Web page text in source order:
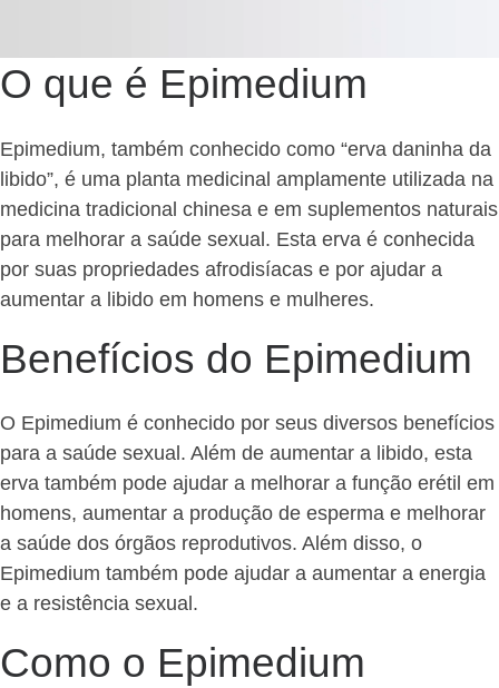
O que é Epimedium
Epimedium, também conhecido como “erva daninha da
libido”, é uma planta medicinal amplamente utilizada na
medicina tradicional chinesa e em suplementos naturais
para melhorar a saúde sexual. Esta erva é conhecida
por suas propriedades afrodisíacas e por ajudar a
aumentar a libido em homens e mulheres.
Benefícios do Epimedium
O Epimedium é conhecido por seus diversos benefícios
para a saúde sexual. Além de aumentar a libido, esta
erva também pode ajudar a melhorar a função erétil em
homens, aumentar a produção de esperma e melhorar
a saúde dos órgãos reprodutivos. Além disso, o
Epimedium também pode ajudar a aumentar a energia
e a resistência sexual.
Como o Epimedium